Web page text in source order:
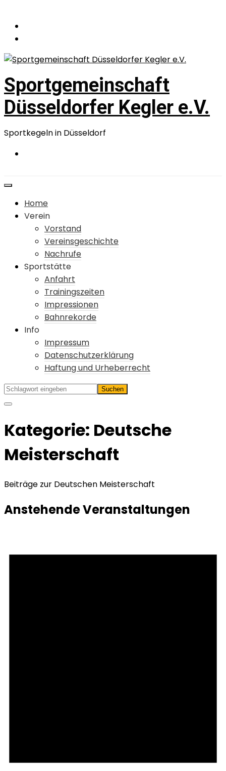
Inhalt
springen
Sportgemeinschaft
Düsseldorfer Kegler e.V.
Sportkegeln in Düsseldorf
Home
Verein
Vorstand
Vereinsgeschichte
Nachrufe
Sportstätte
Anfahrt
Trainingszeiten
Impressionen
Bahnrekorde
Info
Impressum
Datenschutzerklärung
Haftung und Urheberrecht
Kategorie: Deutsche
Meisterschaft
Beiträge zur Deutschen Meisterschaft
Anstehende Veranstaltungen